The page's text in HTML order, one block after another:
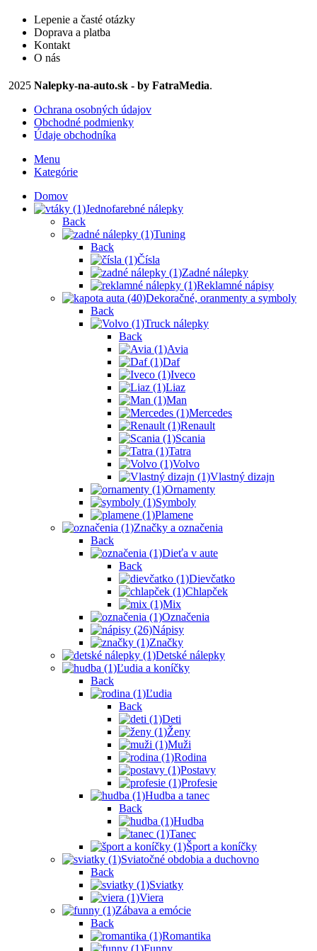
stránke
produktu.
Lepenie a časté otázky
Doprava a platba
Kontakt
O nás
2025 Nalepky-na-auto.sk - by FatraMedia.
Ochrana osobných údajov
Obchodné podmienky
Údaje obchodníka
Menu
Kategórie
Domov
Jednofarebné nálepky
Back
Tuning
Back
Čísla
Zadné nálepky
Reklamné nápisy
Dekoračné, oranmenty a symboly
Back
Truck nálepky
Back
Avia
Daf
Iveco
Liaz
Man
Mercedes
Renault
Scania
Tatra
Volvo
Vlastný dizajn
Ornamenty
Symboly
Plamene
Značky a označenia
Back
Dieťa v aute
Back
Dievčatko
Chlapček
Mix
Označenia
Nápisy
Značky
Detské nálepky
Ľudia a koníčky
Back
Ľudia
Back
Deti
Ženy
Muži
Rodina
Postavy
Profesie
Hudba a tanec
Back
Hudba
Tanec
Šport a koníčky
Sviatočné obdobia a duchovno
Back
Sviatky
Viera
Zábava a emócie
Back
Romantika